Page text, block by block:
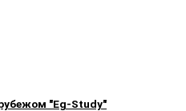
"Eg-Study"